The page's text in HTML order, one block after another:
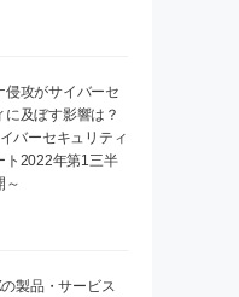
侵攻がサイバーセ
に及ぼす影響は？
バーセキュリティ
ト2022年第1三半
～
製品・サービス